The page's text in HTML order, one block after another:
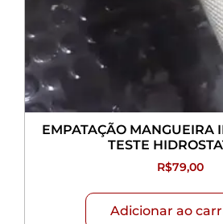
EMPATAÇÃO MANGUEIRA
TESTE
R$79,00
Adicionar ao